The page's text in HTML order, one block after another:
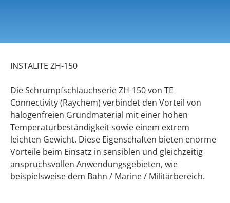
INSTALITE ZH-150
Die Schrumpfschlauchserie ZH-150 von TE
Connectivity (Raychem) verbindet den Vorteil von
halogenfreien Grundmaterial mit einer hohen
Temperaturbeständigkeit sowie einem extrem
leichten Gewicht. Diese Eigenschaften bieten enorme
Vorteile beim Einsatz in sensiblen und gleichzeitig
anspruchsvollen Anwendungsgebieten, wie
beispielsweise dem Bahn / Marine / Militärbereich.